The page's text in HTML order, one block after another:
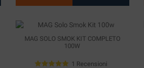
MAG SOLO SMOK KIT COMPLETO
100W
1 Recensioni